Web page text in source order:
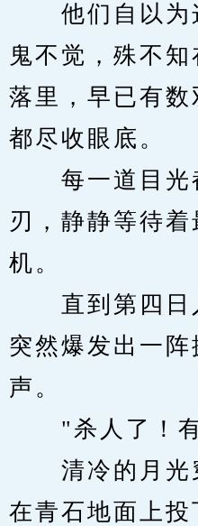
他们自以为
鬼不觉，殊不
落里，早已有数
都尽收眼底。
每一道目光
刃，静静等待
机。
直到第四日
突然爆发出一
声。
"杀人了！
清冷的月光
在青石地面上投